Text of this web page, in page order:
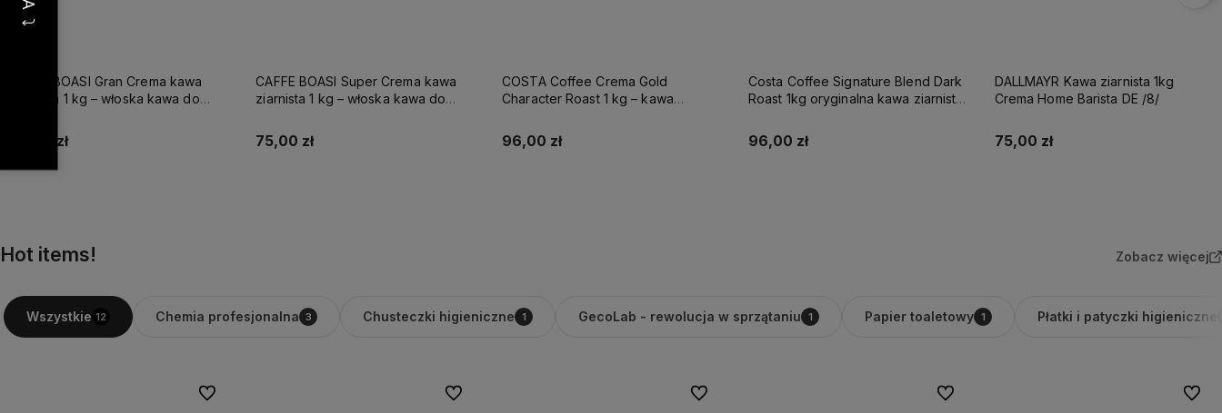
CAFFE BOASI Super Crema kawa
ziarnista 1 kg – włoska kawa do
75,00 zł
COSTA Coffee Crema Gold
Character Roast 1 kg – kawa
palona, intensywna 9/12
96,00 zł
Costa Coffee Signature Blend Dark
Roast 1kg oryginalna kawa ziarnista
96,00 zł
DALLMAYR Kawa ziarnista 1kg
Crema Home Barista DE /8/
75,00 zł
DALLMAYR Kawa ziarnista 1kg
Crema Prodomo /8/
90,00 zł
Hot items! Zobacz więcej
Wszystkie 12 Chemia profesjonalna 3 Chusteczki higieniczne 1 GecoLab - rewolucja w sprzątaniu 1 Papier toaletowy 1 Płatki i patyczki higieniczne
Do ulubionych Do ulubionych Do ulubionych Do ulubionych Do